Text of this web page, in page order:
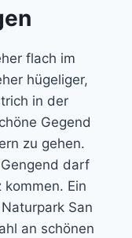
flach im
hügeliger,
in der
Gegend
zu gehen.
darf
Ein
San
an schönen